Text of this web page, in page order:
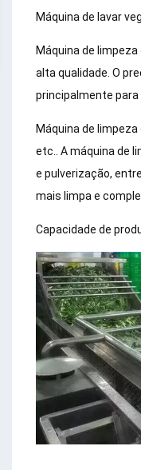
Máquina de lavar
Máquina de
alta qualidade. O
principalmente para
Máquina de
etc.. A máquina de
e pulverização,
mais limpa e
Capacidade de